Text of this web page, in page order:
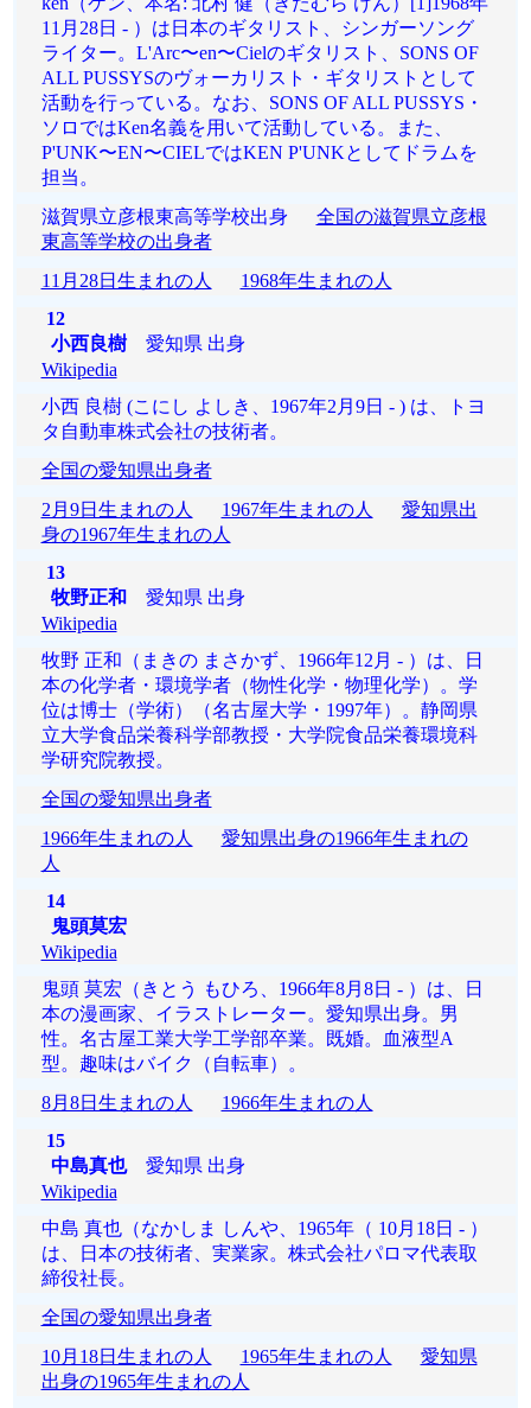
11月28日 - ）は日本のギタリスト、シンガーソング
ライター。L'Arc〜en〜Cielのギタリスト、SONS OF
ALL PUSSYSのヴォーカリスト・ギタリストとして
活動を行っている。なお、SONS OF ALL PUSSYS・
ソロではKen名義を用いて活動している。また、
P'UNK〜EN〜CIELではKEN P'UNKとしてドラムを
担当。
滋賀県立彦根東高等学校出身 全国の滋賀県立彦根
東高等学校の出身者
11月28日生まれの人
1968年生まれの人
12
小西良樹愛知県 出身
Wikipedia
小西 良樹 (こにし よしき、1967年2月9日 - ) は、トヨ
タ自動車株式会社の技術者。
全国の愛知県出身者
2月9日生まれの人
1967年生まれの人
愛知県出
身の1967年生まれの人
13
牧野正和 愛知県 出身
Wikipedia
牧野 正和（まきの まさかず、1966年12月 - ）は、日
本の化学者・環境学者（物性化学・物理化学）。学
位は博士（学術）（名古屋大学・1997年）。静岡県
立大学食品栄養科学部教授・大学院食品栄養環境科
学研究院教授。
全国の愛知県出身者
1966年生まれの人
愛知県出身の1966年生まれの
人
14
鬼頭莫宏
Wikipedia
鬼頭 莫宏（きとう もひろ、1966年8月8日 - ）は、日
本の漫画家、イラストレーター。愛知県出身。男
性。名古屋工業大学工学部卒業。既婚。血液型A
型。趣味はバイク（自転車）。
8月8日生まれの人
1966年生まれの人
15
中島真也愛知県 出身
Wikipedia
中島 真也（なかしま しんや、1965年（ 10月18日 - ）
は、日本の技術者、実業家。株式会社パロマ代表取
締役社長。
全国の愛知県出身者
10月18日生まれの人
1965年生まれの人
愛知県
出身の1965年生まれの人